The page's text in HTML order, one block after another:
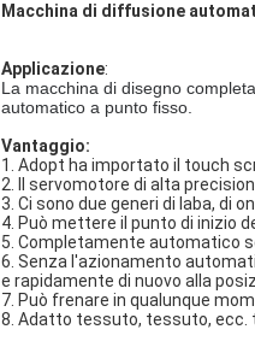
Macchina di diffusione
Applicazione:
La macchina di disegno
automatico a punto fisso.
Vantaggio:
1. Adopt ha importato il touch
2. Il servomotore di alta
3. Ci sono due generi di laba, di
4. Può mettere il punto di inizio
5. Completamente automatico
6. Senza l'azionamento
e rapidamente di nuovo alla
7. Può frenare in qualunque
8. Adatto tessuto, tessuto, ecc.